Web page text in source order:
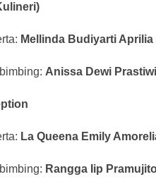
Mellinda Budiyarti Aprilia
Anissa Dewi
La Queena Emily
Rangga Iip